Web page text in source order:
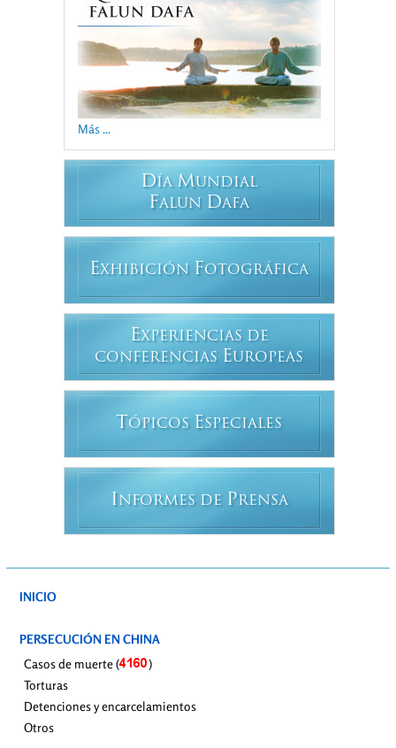
Más ...
DÍA MUNDIAL
FALUN DAFA
EXHIBICIÓN FOTOGRÁFICA
EXPERIENCIAS DE
CONFERENCIAS EUROPEAS
T ÓPICOS ESPECIALES
INFORMES DE PRENSA
INICIO
PERSECUCIÓN EN CHINA
Casos de muerte (
)
Torturas
Detenciones y encarcelamientos
Otros